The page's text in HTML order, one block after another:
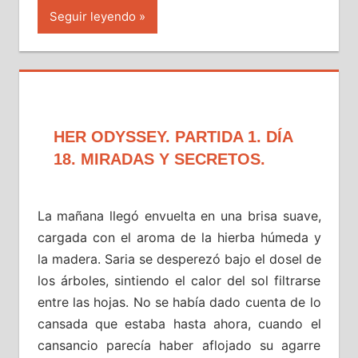
Seguir leyendo
HER ODYSSEY. PARTIDA 1. DÍA
18. MIRADAS Y SECRETOS.
La mañana llegó envuelta en una brisa suave,
cargada con el aroma de la hierba húmeda y
la madera. Saria se desperezó bajo el dosel de
los árboles, sintiendo el calor del sol filtrarse
entre las hojas. No se había dado cuenta de lo
cansada que estaba hasta ahora, cuando el
cansancio parecía haber aflojado su agarre